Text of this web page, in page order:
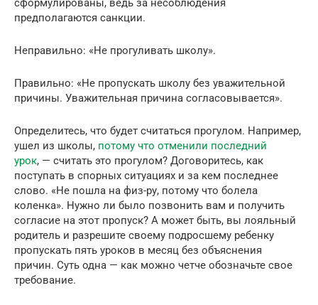
сформулированы, ведь за несоблюдения
предполагаются санкции.
Неправильно: «Не прогуливать школу».
Правильно: «Не пропускать школу без уважительной
причины. Уважительная причина согласовывается».
Определитесь, что будет считаться прогулом. Например,
ушел из школы, потому что отменили последний
урок, — считать это прогулом? Договоритесь, как
поступать в спорных ситуациях и за кем последнее
слово. «Не пошла на физ-ру, потому что болела
коленка». Нужно ли было позвонить вам и получить
согласие на этот пропуск? А может быть, вы лояльный
родитель и разрешите своему подросшему ребенку
пропускать пять уроков в месяц без объяснения
причин. Суть одна — как можно четче обозначьте свое
требование.